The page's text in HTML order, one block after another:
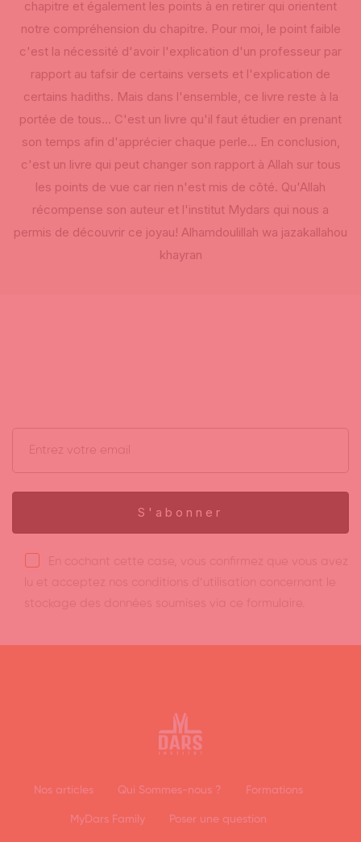
chapitre et également les points à en retirer qui orientent
notre compréhension du chapitre. Pour moi, le point faible
c'est la nécessité d'avoir l'explication d'un professeur par
rapport au tafsir de certains versets et l'explication de
certains hadiths. Mais dans l'ensemble, ce livre reste à la
portée de tous… C'est un livre qu'il faut étudier en prenant
son temps afin d'apprécier chaque perle… En conclusion,
c'est un livre qui peut changer son rapport à Allah sur tous
les points de vue car rien n'est mis de côté. Qu'Allah
récompense son auteur et l'institut Mydars qui nous a
permis de découvrir ce joyau! Alhamdoulillah wa jazakallahou
khayran
Nos articles Qui Sommes-nous ? Formations
MyDars Family Poser une question